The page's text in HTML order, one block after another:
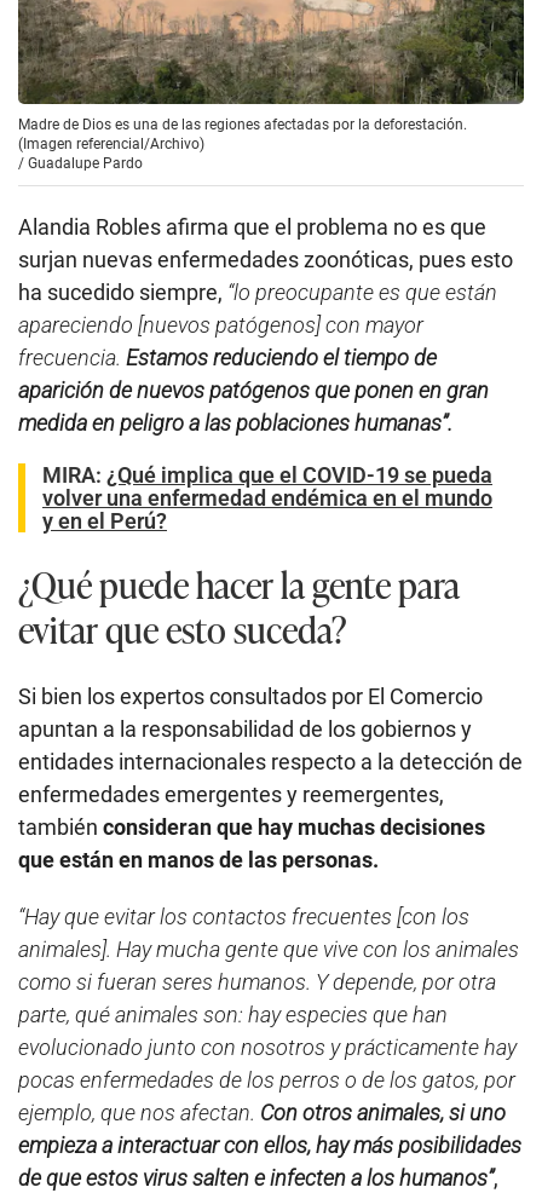
Madre de Dios es una de las regiones afectadas por la deforestación.
(Imagen referencial/Archivo)
/ Guadalupe Pardo
Alandia Robles afirma que el problema no es que
surjan nuevas enfermedades zoonóticas, pues esto
ha sucedido siempre, “lo preocupante es que están
apareciendo [nuevos patógenos] con mayor
frecuencia. Estamos reduciendo el tiempo de
aparición de nuevos patógenos que ponen en gran
medida en peligro a las poblaciones humanas”.
MIRA: ¿Qué implica que el COVID-19 se pueda
volver una enfermedad endémica en el mundo
y en el Perú?
¿Qué puede hacer la gente para
evitar que esto suceda?
Si bien los expertos consultados por El Comercio
apuntan a la responsabilidad de los gobiernos y
entidades internacionales respecto a la detección de
enfermedades emergentes y reemergentes,
también consideran que hay muchas decisiones
que están en manos de las personas.
“Hay que evitar los contactos frecuentes [con los
animales]. Hay mucha gente que vive con los animales
como si fueran seres humanos. Y depende, por otra
parte, qué animales son: hay especies que han
evolucionado junto con nosotros y prácticamente hay
pocas enfermedades de los perros o de los gatos, por
ejemplo, que nos afectan. Con otros animales, si uno
empieza a interactuar con ellos, hay más posibilidades
de que estos virus salten e infecten a los humanos”,